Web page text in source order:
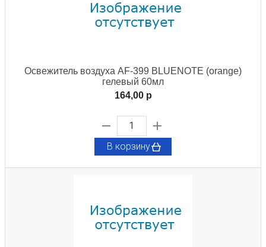
Освежитель воздуха AF-399 BLUENOTE (orange)
гелевый 60мл
164,00 p
В корзину